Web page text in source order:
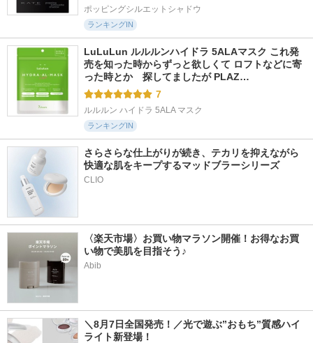
ポッピングシルエットシャドウ
ランキングIN
LuLuLun ルルルンハイドラ 5ALAマスク これ発
売を知った時からずっと欲しくて ロフトなどに寄
った時とか　探してましたが PLAZ…
7
ルルルン ハイドラ 5ALA マスク
ランキングIN
さらさらな仕上がりが続き、テカリを抑えながら
快適な肌をキープするマッドブラーシリーズ
〈楽天市場〉お買い物マラソン開催！お得なお買
い物で美肌を目指そう♪
Abib
＼8月7日全国発売！／光で遊ぶ”おもち”質感ハイ
ライト新登場！